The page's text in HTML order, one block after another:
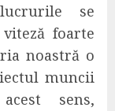
se
foarte
noastră o
muncii
sens,